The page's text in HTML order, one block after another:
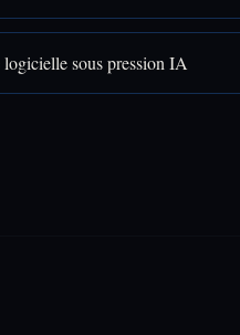
sous pression IA